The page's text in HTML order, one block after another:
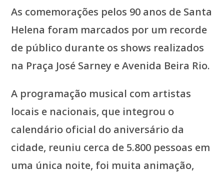
As comemorações pelos 90 anos de Santa
Helena foram marcados por um recorde
de público durante os shows realizados
na Praça José Sarney e Avenida Beira Rio.
A programação musical com artistas
locais e nacionais, que integrou o
calendário oficial do aniversário da
cidade, reuniu cerca de 5.800 pessoas em
uma única noite, foi muita animação,